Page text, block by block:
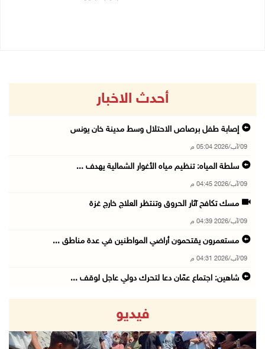
أحدث الاخبار
إصابة طفل برصاص الاحتلال وسط مدينة خان يونس
09/آب/2026 05:04 م
سلطة المياه: تنظيم مياه الأغوار الشمالية يهدف ...
09/آب/2026 04:45 م
مسك تكافح آثار الحروق وتنتظر العلاج خارج غزة
09/آب/2026 04:39 م
مستعمرون يقتحمون أراضي المواطنين في عدة مناطق ...
09/آب/2026 04:31 م
شاهين: اجتماع عمّان دعا لتحرك دولي عاجل لوقف ...
برهم: نموذج التعليم الجديد يطوّر التعلم ولا ي ...
09/آب/2026 04:10 م
فيديو